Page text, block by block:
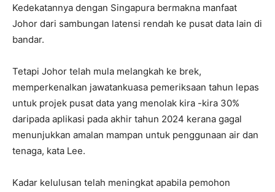
Kedekatannya dengan Singapura bermakna manfaat
Johor dari sambungan latensi rendah ke pusat data lain di
bandar.
Tetapi Johor telah mula melangkah ke brek,
memperkenalkan jawatankuasa pemeriksaan tahun lepas
untuk projek pusat data yang menolak kira -kira 30%
daripada aplikasi pada akhir tahun 2024 kerana gagal
menunjukkan amalan mampan untuk penggunaan air dan
tenaga, kata Lee.
Kadar kelulusan telah meningkat apabila pemohon